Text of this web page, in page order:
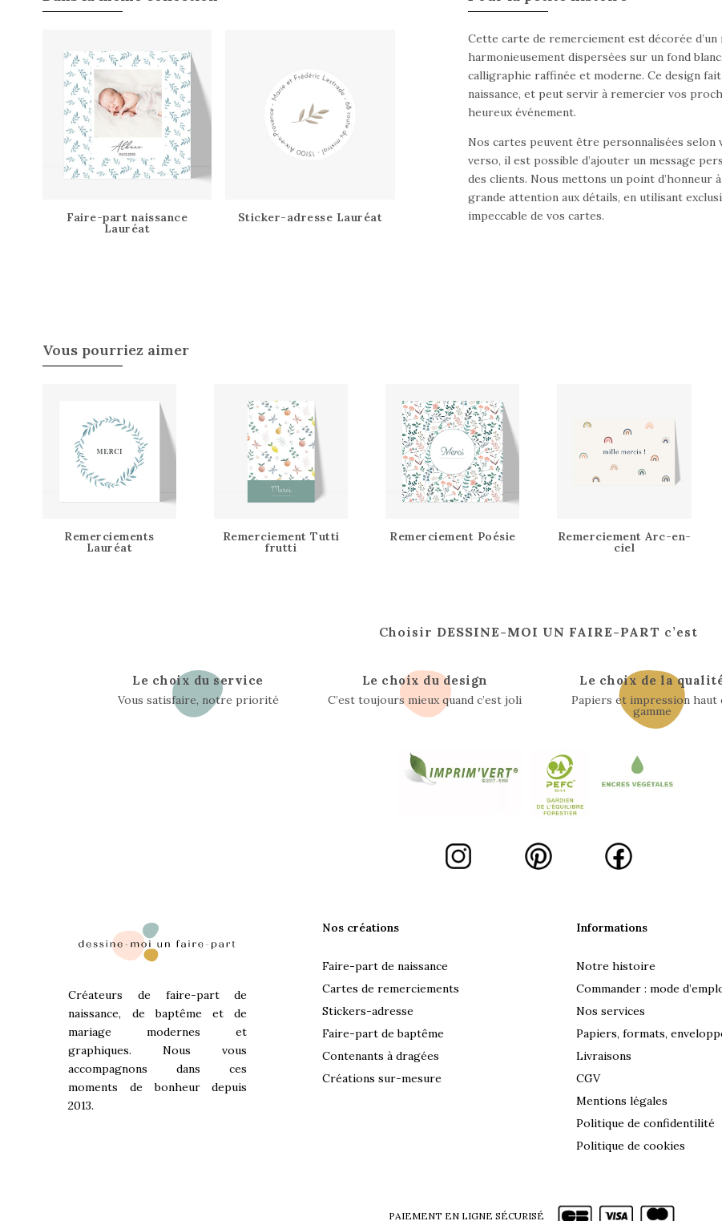
Faire-part naissance
Lauréat
Sticker-adresse Lauréat
Cette carte de remerciement est décorée
harmonieusement dispersées sur un fond
calligraphie raffinée et moderne. Ce design
naissance, et peut servir à remercier vos
heureux événement.
Nos cartes peuvent être personnalisées
verso, il est possible d’ajouter un message
des clients. Nous mettons un point
grande attention aux détails, en utilisant
impeccable de vos cartes.
Vous pourriez aimer
Remerciements
Lauréat
Remerciement Tutti
frutti
Remerciement Poésie Remerciement Arc-en-
ciel
Choisir DESSINE-MOI UN FAIRE-PART c’est
Le choix du service
Vous satisfaire, notre priorité
Le choix du design
C’est toujours mieux quand c’est joli
Le choix de la
Papiers et impression haut
gamme
Créateurs de faire-part de
naissance, de baptême et de
mariage modernes et
graphiques. Nous vous
accompagnons dans ces
moments de bonheur depuis
2013.
Nos créations
Faire-part de naissance
Cartes de remerciements
Stickers-adresse
Faire-part de baptême
Contenants à dragées
Créations sur-mesure
Informations
Notre histoire
Commander : mode
Nos services
Papiers, formats,
Livraisons
CGV
Mentions légales
Politique de confidentilité
Politique de cookies
PAIEMENT EN LIGNE SÉCURISÉ